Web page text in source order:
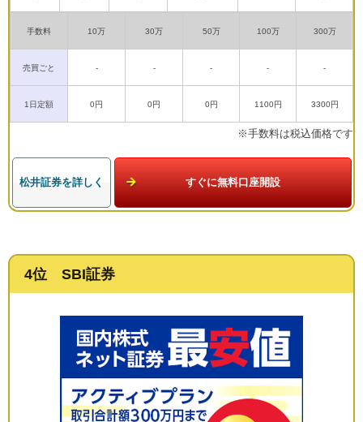
手数料 10万 30万 50万 100万 300万
売買ごと - - - - -
1日定額 0円 0円 0円 1100円 3300円
※手数料は税込価格です
松井証券を詳しく すぐに無料口座開設
4位 SBI証券